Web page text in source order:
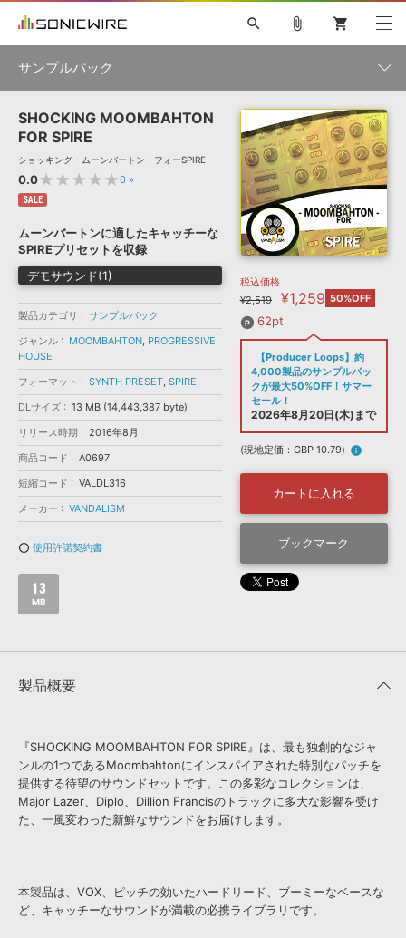
ソフト音源 »
プラグイン・エフェクト »
サンプルパック »
ソフトウェア／ツール »
DAW »
効果音 »
BGM »
キャンペーン »
特集 »
ニュースレター »
SONICWIREブログ »
製品サポート情報 »
DTMガイド »
FAQ »
お問い合わせ »
音楽カード
楽曲配信流通サービス
無償のサウンド管理ソフト
次世代型 ボーカル・エディタ
APS 映像のBGM・セリフを音声分離
SLS
search
初音ミク NT 鏡音リン・レン V4X 巡音ルカ V4X
MEIKO V3
KAITO V3
TOONTRACK
SPITFIRE AUDIO
VIENNA
EZ DRUMMER 3 SERUM
ライセンスフリーBGM
ボーカル抜き出し
DUBSTEP
MUTANT
ROUTER.FM
SONOCA
ソフト音源 プラグイン・エフェクト
ソフトウェア／ツール 効果音
attach_file shopping_cart
サンプルパック
製品一覧
ジャンル
フォーマット
ランキング
SHOCKING MOOMBAHTON
FOR SPIRE
ショッキング・ムーンバートン・フォーSPIRE
0.0★★★★★0 »
SALE
ムーンバートンに適したキャッチーな
SPIREプリセットを収録
デモサウンド(1)
製品カテゴリ
サンプルパック
ジャンル
MOOMBAHTON, PROGRESSIVE
HOUSE
フォーマット
SYNTH PRESET, SPIRE
DLサイズ
13 MB (14,443,387 byte)
リリース時期
2016年8月
商品コード
A0697
短縮コード
VALDL316
メーカー
VANDALISM
info_outline 使用許諾契約書
13
MB
税込価格
¥2,519
¥1,259 50%OFF
62pt
【Producer Loops】約
4,000製品のサンプルパッ
クが最大50%OFF！サマー
セール！
2026年8月20日(木)まで
(現地定価：GBP 10.79) info
カートに入れる
ブックマーク
製品概要
『SHOCKING MOOMBAHTON FOR SPIRE』は、最も独創的なジャ
ンルの1つであるMoombahtonにインスパイアされた特別なパッチを
提供する待望のサウンドセットです。この多彩なコレクションは、
Major Lazer、Diplo、Dillion Francisのトラックに多大な影響を受け
た、一風変わった新鮮なサウンドをお届けします。
本製品は、VOX、ピッチの効いたハードリード、ブーミーなベースな
ど、キャッチーなサウンドが満載の必携ライブラリです。